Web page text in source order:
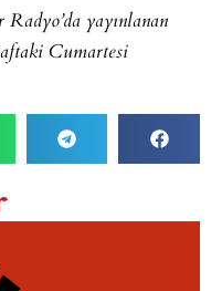
yayınlanan
Cumartesi